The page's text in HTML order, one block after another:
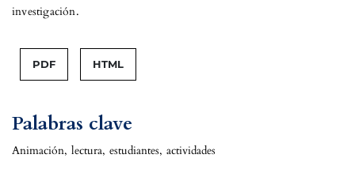
Palabras clave
Animación, lectura, estudiantes, actividades
investigación.
PDF HTML